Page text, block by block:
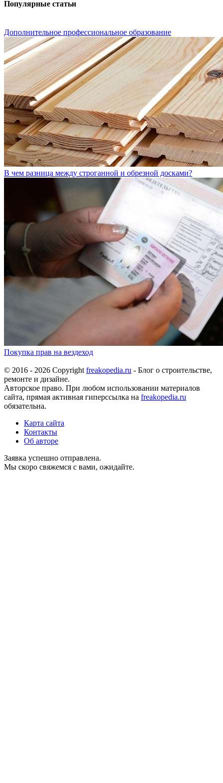
Популярные статьи
Дополнительное профессиональное образование
В чем разница между строганной и обрезной досками?
Покупка прав на вездеход
© 2016 - 2026 Copyright freakopedia.ru - Блог о строительстве,
ремонте и дизайне.
Авторское право. При любом использовании материалов
сайта, прямая активная гиперссылка на freakopedia.ru
обязательна.
Карта сайта
Контакты
Об авторе
Заявка успешно отправлена.
Мы скоро свяжемся с вами, ожидайте.